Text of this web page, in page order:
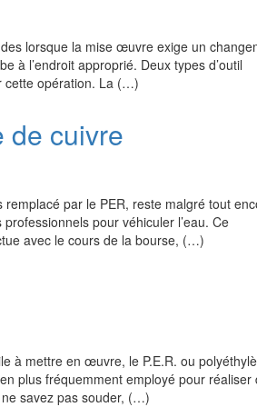
lorsque la mise œuvre exige un
à l’endroit approprié. Deux types d’outil
cette opération. La (…)
de cuivre
par le PER, reste malgré tout
pour véhiculer l’eau. Ce
avec le cours de la bourse, (…)
à mettre en œuvre, le P.E.R. ou
plus fréquemment employé pour réaliser
savez pas souder, (…)